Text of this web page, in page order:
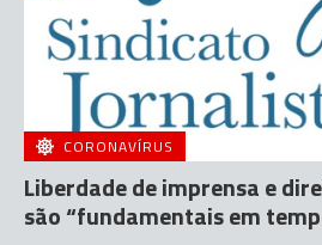
CORONAVÍRUS
Liberdade de imprensa e
são “fundamentais em